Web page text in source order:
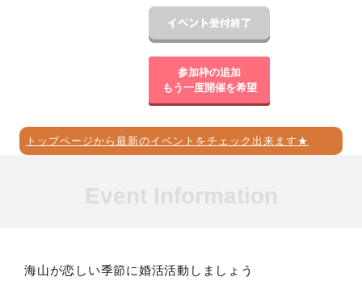
参加枠の追加
もう一度開催を希望
トップページから最新のイベントをチェック出来ます★
海山が恋しい季節に婚活活動しましょう